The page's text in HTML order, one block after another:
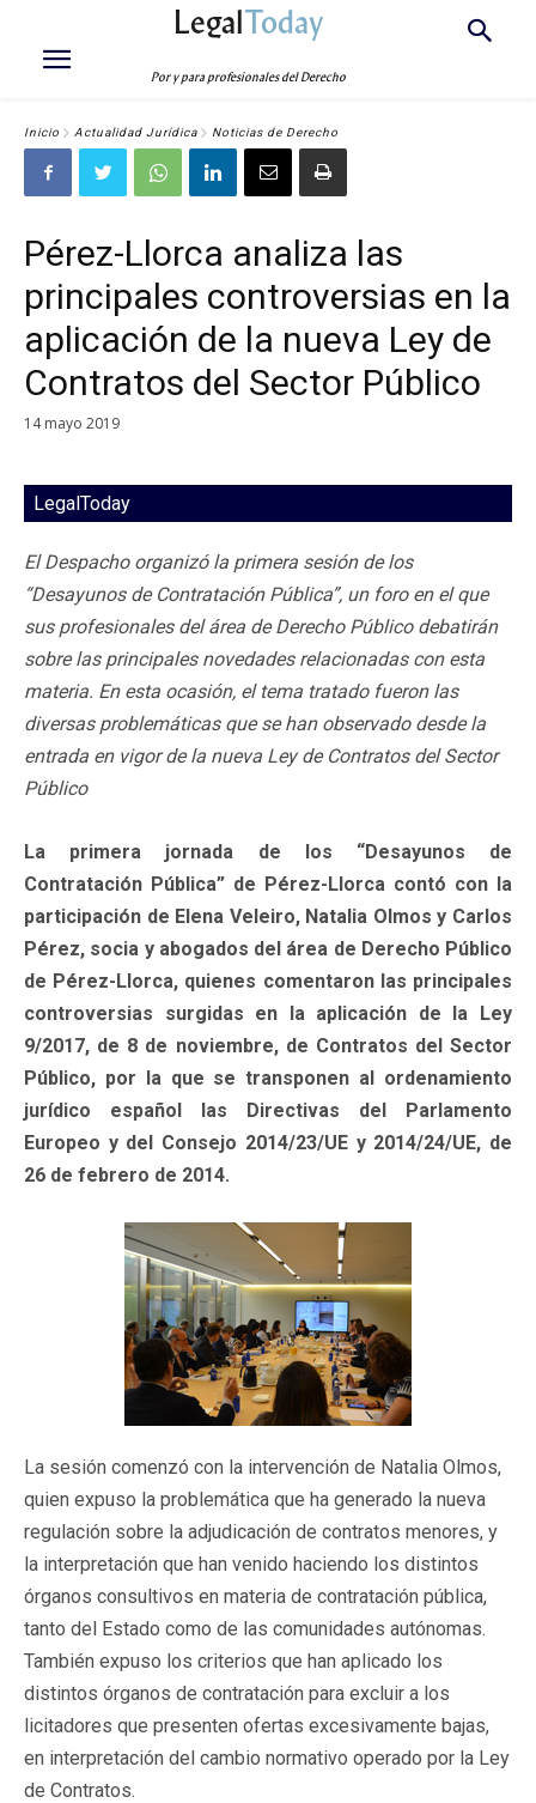
LegalToday
Por y para profesionales del Derecho
Inicio Actualidad Jurídica Noticias de Derecho
Pérez-Llorca analiza las
principales controversias en la
aplicación de la nueva Ley de
Contratos del Sector Público
14 mayo 2019
LegalToday
El Despacho organizó la primera sesión de los
“Desayunos de Contratación Pública”, un foro en el que
sus profesionales del área de Derecho Público debatirán
sobre las principales novedades relacionadas con esta
materia. En esta ocasión, el tema tratado fueron las
diversas problemáticas que se han observado desde la
entrada en vigor de la nueva Ley de Contratos del Sector
Público
La primera jornada de los “Desayunos de
Contratación Pública” de Pérez-Llorca contó con la
participación de Elena Veleiro, Natalia Olmos y Carlos
Pérez, socia y abogados del área de Derecho Público
de Pérez-Llorca, quienes comentaron las principales
controversias surgidas en la aplicación de la Ley
9/2017, de 8 de noviembre, de Contratos del Sector
Público, por la que se transponen al ordenamiento
jurídico español las Directivas del Parlamento
Europeo y del Consejo 2014/23/UE y 2014/24/UE, de
26 de febrero de 2014.
La sesión comenzó con la intervención de Natalia Olmos,
quien expuso la problemática que ha generado la nueva
regulación sobre la adjudicación de contratos menores, y
la interpretación que han venido haciendo los distintos
órganos consultivos en materia de contratación pública,
tanto del Estado como de las comunidades autónomas.
También expuso los criterios que han aplicado los
distintos órganos de contratación para excluir a los
licitadores que presenten ofertas excesivamente bajas,
en interpretación del cambio normativo operado por la Ley
de Contratos.